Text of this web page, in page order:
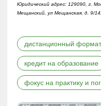
дистанционный формат
кредит на образование
фокус на практику и
Юридический адрес: 129090, г.
Мещанский, ул Мещанская, д. 9/